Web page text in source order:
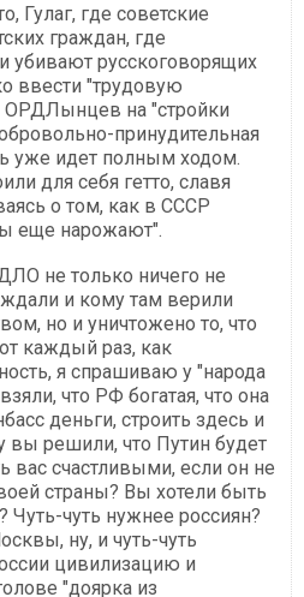
Гулаг, где советские
граждан, где
убивают русскоговорящих
ввести "трудовую
ОРДЛынцев на "стройки
принудительная
уже идет полным ходом.
для себя гетто, славя
о том, как в СССР
еще нарожают".
не только ничего не
и кому там верили
но и уничтожено то, что
каждый раз, как
я спрашиваю у "народа
что РФ богатая, что она
деньги, строить здесь и
вы решили, что Путин будет
вас счастливыми, если он не
страны? Вы хотели быть
Чуть-чуть нужнее россиян?
ну, и чуть-чуть
цивилизацию и
"доярка из